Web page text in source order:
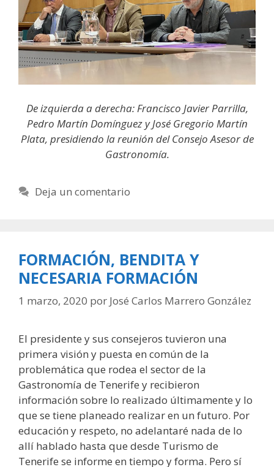
De izquierda a derecha: Francisco Javier Parrilla,
Pedro Martín Domínguez y José Gregorio Martín
Plata, presidiendo la reunión del Consejo Asesor de
Gastronomía.
Deja un comentario
FORMACIÓN, BENDITA Y
NECESARIA FORMACIÓN
1 marzo, 2020 por José Carlos Marrero González
El presidente y sus consejeros tuvieron una
primera visión y puesta en común de la
problemática que rodea el sector de la
Gastronomía de Tenerife y recibieron
información sobre lo realizado últimamente y lo
que se tiene planeado realizar en un futuro. Por
educación y respeto, no adelantaré nada de lo
allí hablado hasta que desde Turismo de
Tenerife se informe en tiempo y forma. Pero sí